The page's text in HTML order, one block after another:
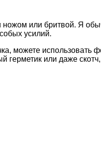
ножом или бритвой. Я
усилий.
можете использовать
герметик или даже скотч,